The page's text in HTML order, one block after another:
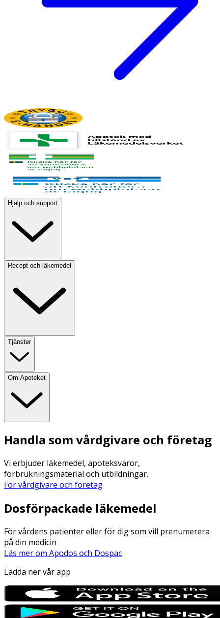
Hjälp och support
Recept och läkemedel
Tjänster
Om Apoteket
Handla som vårdgivare och företag
Vi erbjuder läkemedel, apoteksvaror,
förbrukningsmaterial och utbildningar.
För vårdgivare och företag
Dosförpackade läkemedel
För vårdens patienter eller för dig som vill prenumerera
på din medicin
Läs mer om Apodos och Dospac
Ladda ner vår app